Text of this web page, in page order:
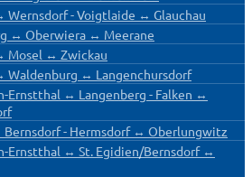
Wernsdorf - Voigtlaide ↔ Glauchau
↔ Oberwiera ↔ Meerane
Mosel ↔ Zwickau
Waldenburg ↔ Langenchursdorf
Ernstthal ↔ Langenberg - Falken ↔
- Hermsdorf ↔ Oberlungwitz
Ernstthal ↔ St. Egidien/Bernsdorf ↔